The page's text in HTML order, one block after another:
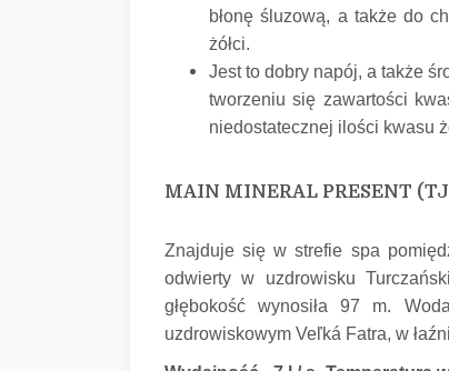
błonę śluzową, a także do
żółci.
Jest to dobry napój, a także
tworzeniu się zawartości
niedostatecznej ilości kwasu
MAIN MINERAL PRESENT
Znajduje się w strefie spa
odwierty w uzdrowisku
głębokość wynosiła 97 m.
uzdrowiskowym Veľká Fatra, w